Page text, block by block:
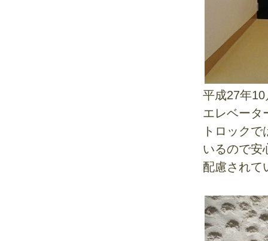
平成27年
エレベータ
トロック
いるので安
配慮され